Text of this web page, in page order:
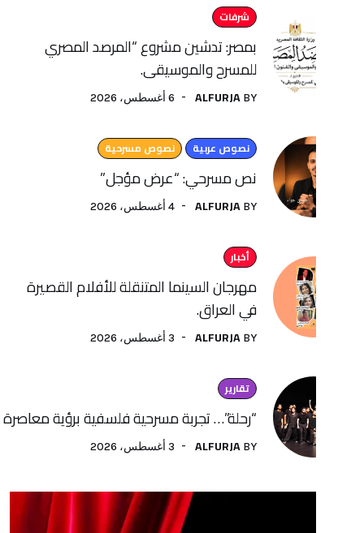
شرفات
بمصر: تدشين مشروع “المرصد المصري
للمسرح والموسيقى.
ALFURJA 6 أغسطس، 2026
نصوص عربية نصوص مسرحية
نص مسرحي: “عرض مؤجل”
BY
ALFURJA 4 أغسطس، 2026
أخبار
مهرجان السينما المتنقلة للأفلام القصيرة
في العراق.
BY
ALFURJA 3 أغسطس، 2026
“رحلة”… تجربة مسرحية فلسفية برؤية معاصرة لفنون الأداء
BY
ALFURJA 3 أغسطس، 2026